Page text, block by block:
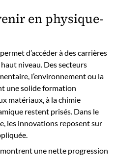
en physique-
d’accéder à des carrières
niveau. Des secteurs
l’environnement ou la
une solide formation
matériaux, à la chimie
restent prisés. Dans le
les innovations reposent sur
une nette progression